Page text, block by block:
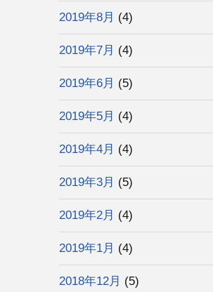
2019年8月 (4)
2019年7月 (4)
2019年6月 (5)
2019年5月 (4)
2019年4月 (4)
2019年3月 (5)
2019年2月 (4)
2019年1月 (4)
2018年12月 (5)